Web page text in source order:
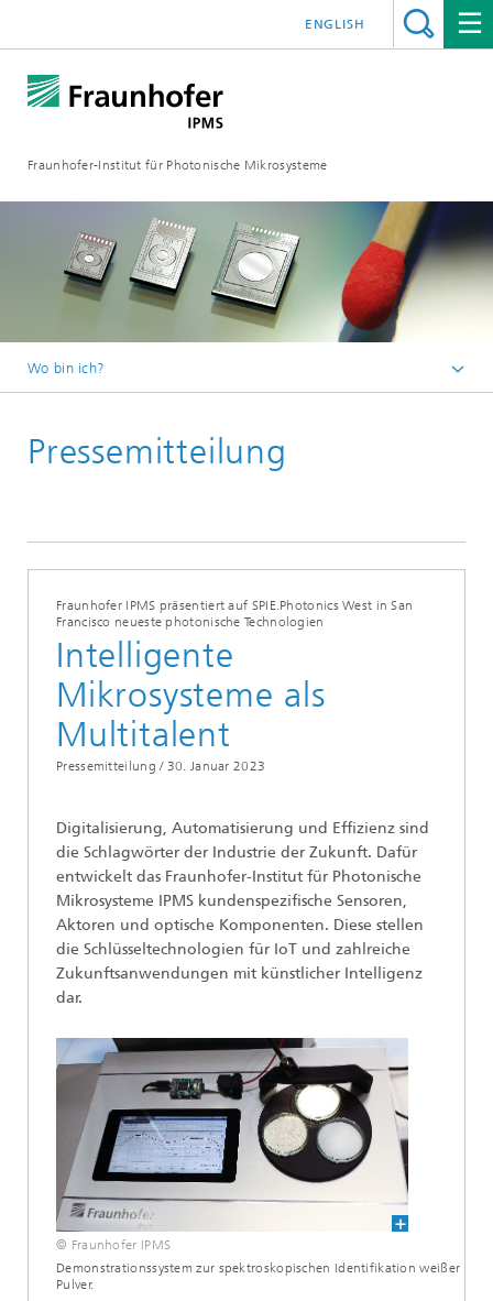
Fraunhofer-Institut für Photonische Mikrosysteme
ENGLISH
Wo bin ich?
Pressemitteilung
Fraunhofer IPMS präsentiert auf SPIE.Photonics West in San
Francisco neueste photonische Technologien
Intelligente
Mikrosysteme als
Multitalent
Pressemitteilung / 30. Januar 2023
Digitalisierung, Automatisierung und Effizienz sind
die Schlagwörter der Industrie der Zukunft. Dafür
entwickelt das Fraunhofer-Institut für Photonische
Mikrosysteme IPMS kundenspezifische Sensoren,
Aktoren und optische Komponenten. Diese stellen
die Schlüsseltechnologien für IoT und zahlreiche
Zukunftsanwendungen mit künstlicher Intelligenz
dar.
© Fraunhofer IPMS
Demonstrationssystem zur spektroskopischen Identifikation weißer
Pulver.